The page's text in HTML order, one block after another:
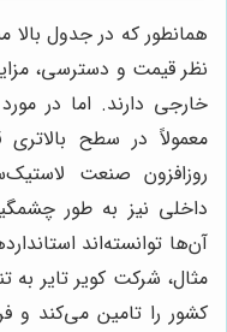
همانطور که در جدول
نظر قیمت و دسترسی،
خارجی دارند. اما در
معمولاً در سطح بالاتری
روزافزون صنعت
داخلی نیز به طور
آن‌ها توانسته‌اند
مثال، شرکت کویر تایر به
کشور را تامین می‌کند و